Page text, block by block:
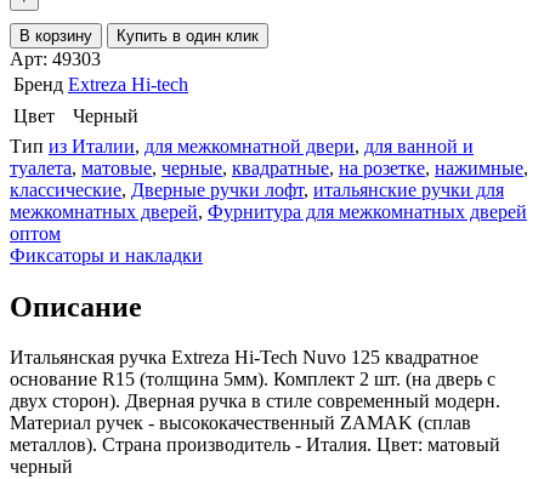
В корзину Купить в один клик
Арт: 49303
Бренд Extreza Hi-tech
Цвет
Черный
Тип из Италии, для межкомнатной двери, для ванной и
туалета, матовые, черные, квадратные, на розетке, нажимные,
классические, Дверные ручки лофт, итальянские ручки для
межкомнатных дверей, Фурнитура для межкомнатных дверей
оптом
Фиксаторы и накладки
Описание
Итальянская ручка Extreza Hi-Tech Nuvo 125 квадратное
основание R15 (толщина 5мм). Комплект 2 шт. (на дверь с
двух сторон). Дверная ручка в стиле современный модерн.
Материал ручек - высококачественный ZAMAK (сплав
металлов). Страна производитель - Италия. Цвет: матовый
черный